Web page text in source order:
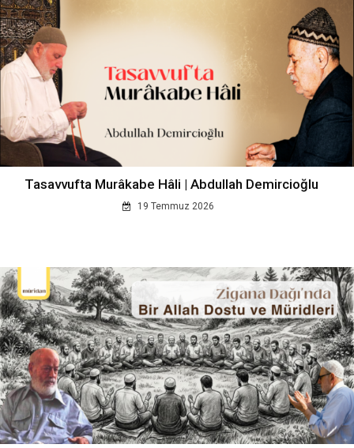
Tasavvufta Murâkabe Hâli | Abdullah Demircioğlu
19 Temmuz 2026